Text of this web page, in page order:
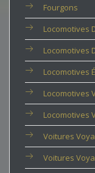
Fourgons
Locomotives
Locomotives
Locomotives
Locomotives
Locomotives
Voitures
Voitures